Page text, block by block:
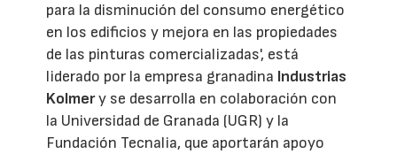
para la disminución del consumo energético
en los edificios y mejora en las propiedades
de las pinturas comercializadas', está
liderado por la empresa granadina Industrias
Kolmery se desarrolla en colaboración con
la Universidad de Granada (UGR) y la
Fundación Tecnalia, que aportarán apoyo